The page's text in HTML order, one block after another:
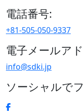
電話番号:
+81-505-050-9337
電子メールアド
info@sdki.jp
ソーシャルで